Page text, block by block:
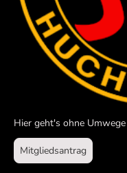
Hier geht's ohne
Mitgliedsantrag